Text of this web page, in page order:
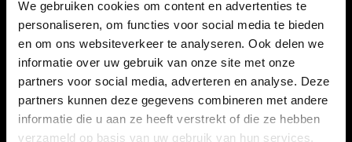
We gebruiken cookies om content en advertenties te
personaliseren, om functies voor social media te bieden
en om ons websiteverkeer te analyseren. Ook delen we
informatie over uw gebruik van onze site met onze
partners voor social media, adverteren en analyse. Deze
partners kunnen deze gegevens combineren met andere
informatie die u aan ze heeft verstrekt of die ze hebben
verzameld op basis van uw gebruik van hun services.
WERKGEVERS
Nieuwe cao uitzenden 2026
Vraag een offerte aan
Topvacatures